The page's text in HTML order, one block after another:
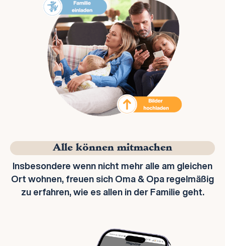
Alle können mitmachen
Insbesondere wenn nicht mehr alle am gleichen
Ort wohnen, freuen sich Oma & Opa regelmäßig
zu erfahren, wie es allen in der Familie geht.